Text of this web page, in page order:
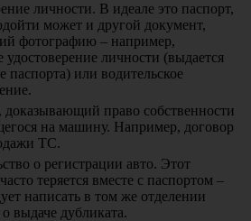
личности. В идеале это паспорт,
может и другой документ,
фотографию – например,
удостоверение личности (выдается
паспорта) или водительское
доказывающий право собственности
на машину. Например, договор
ТС.
о регистрации авто. Этот
теряется вместе с паспортом –
написать в том же отделении
о выдаче дубликата.